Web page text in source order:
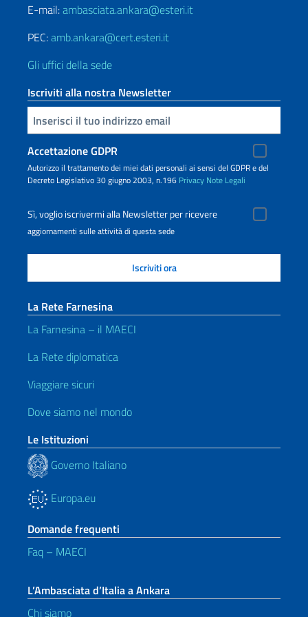
E-mail:ambasciata.ankara@esteri.it
PEC:amb.ankara@cert.esteri.it
Gli uffici della sede
Iscriviti alla nostra Newsletter
Inserisci la tua email
Accettazione GDPR
Autorizzo il trattamento dei miei dati personali ai sensi del GDPR e del
Decreto Legislativo 30 giugno 2003, n.196 Privacy Note Legali
Sì, voglio iscrivermi alla Newsletter per ricevere
aggiornamenti sulle attività di questa sede
La Rete Farnesina
La Farnesina – il MAECI
La Rete diplomatica
Viaggiare sicuri
Dove siamo nel mondo
Le Istituzioni
Governo Italiano
Europa.eu
Domande frequenti
Faq – MAECI
L’Ambasciata d’Italia a Ankara
Chi siamo